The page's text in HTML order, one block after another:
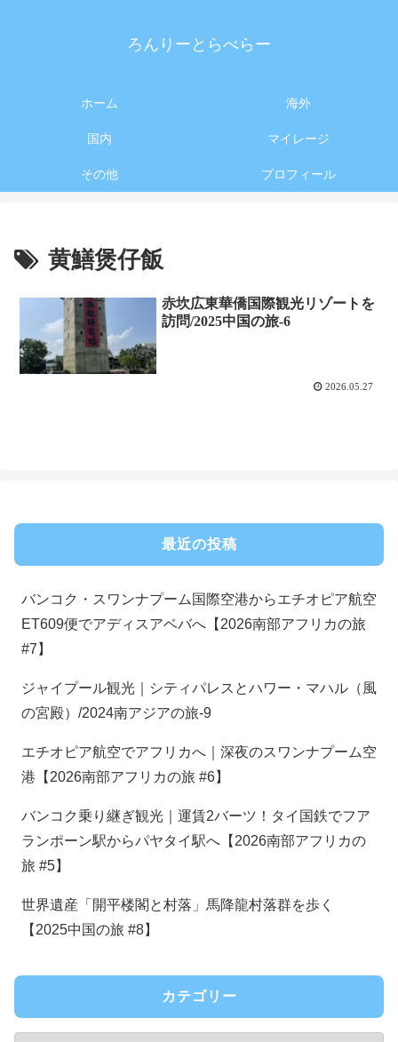
ろんりーとらべらー
ホーム 海外
国内 マイレージ
その他 プロフィール
黄鱔煲仔飯
赤坎広東華僑国際観光リゾートを
訪問/2025中国の旅-6
2026.05.27
最近の投稿
バンコク・スワンナプーム国際空港からエチオピア航空
ET609便でアディスアベバへ【2026南部アフリカの旅
#7】
ジャイプール観光｜シティパレスとハワー・マハル（風
の宮殿）/2024南アジアの旅-9
エチオピア航空でアフリカへ｜深夜のスワンナプーム空
港【2026南部アフリカの旅 #6】
バンコク乗り継ぎ観光｜運賃2バーツ！タイ国鉄でフア
ランポーン駅からパヤタイ駅へ【2026南部アフリカの
旅 #5】
世界遺産「開平楼閣と村落」馬降龍村落群を歩く
【2025中国の旅 #8】
カテゴリー